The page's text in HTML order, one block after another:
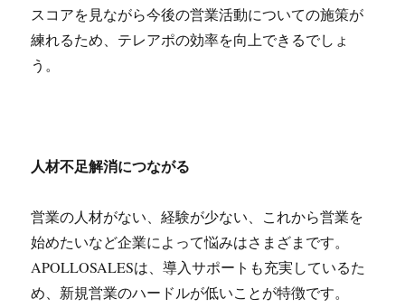
スコアを見ながら今後の営業活動についての施策が
練れるため、テレアポの効率を向上できるでしょ
う。
人材不足解消につながる
営業の人材がない、経験が少ない、これから営業を
始めたいなど企業によって悩みはさまざまです。
APOLLOSALESは、導入サポートも充実しているた
め、新規営業のハードルが低いことが特徴です。